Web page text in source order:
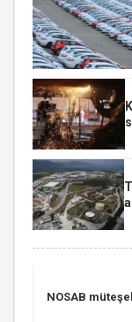
NOSAB